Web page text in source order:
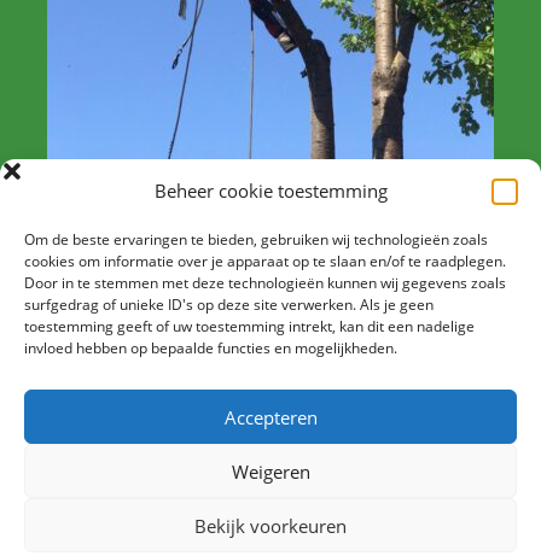
Beheer cookie toestemming
Om de beste ervaringen te bieden, gebruiken wij technologieën zoals
cookies om informatie over je apparaat op te slaan en/of te raadplegen.
Door in te stemmen met deze technologieën kunnen wij gegevens zoals
surfgedrag of unieke ID's op deze site verwerken. Als je geen
toestemming geeft of uw toestemming intrekt, kan dit een nadelige
invloed hebben op bepaalde functies en mogelijkheden.
Accepteren
Weigeren
Bekijk voorkeuren
Bomenservice
15 juni 2020 Stefan Nieuwtjes
Kroonverankering door Peters Bomenservice In
dit noemt men ook wel een kleeftak. Als 2 takken
uit dezelfde oksel te steil omhoog groeien kan een
plakoksel of kleeftak ontstaan. […]
Ga verder met lezen …